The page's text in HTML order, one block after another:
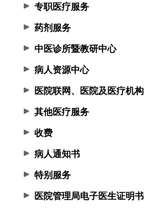
专职医疗服务
药剂服务
中医诊所暨教研中心
病人资源中心
医院联网、医院及医疗机构
其他医疗服务
收费
病人通知书
特别服务
医院管理局电子医生证明书